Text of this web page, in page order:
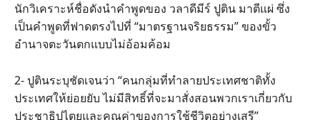
นักวิเคราะห์ชื่อดังนำคำพูดของ วลาดีมีร์ ปูติน มาตีแผ่ ซึ่ง
เป็นคำพูดที่ฟาดตรงไปที่ “มาตรฐานจริยธรรม” ของขั้ว
อำนาจตะวันตกแบบไม่อ้อมค้อม
2- ปูตินระบุชัดเจนว่า “คนกลุ่มที่ทำลายประเทศชาติทั้ง
ประเทศให้ย่อยยับ ไม่มีสิทธิ์ที่จะมาสั่งสอนพวกเราเกี่ยวกับ
ประชาธิปไตยและคุณค่าของการใช้ชีวิตอย่างเสรี”